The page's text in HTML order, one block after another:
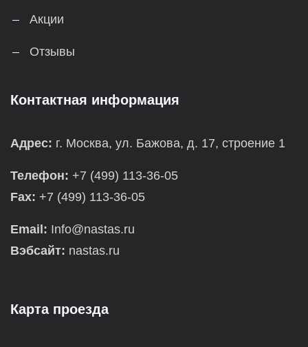
Акции
Отзывы
Контактная информация
Адрес: г. Москва, ул. Бажова, д. 17, строение 1
Телефон: +7 (499) 113-36-05
Fax: +7 (499) 113-36-05
Email: Info@nastas.ru
Вэбсайт: nastas.ru
Карта проезда